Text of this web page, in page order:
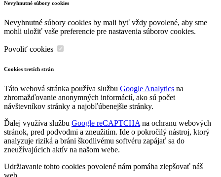
Nevyhnutné súbory cookies
Nevyhnutné súbory cookies by mali byť vždy povolené, aby sme
mohli uložiť vaše preferencie pre nastavenia súborov cookies.
Povoliť cookies
Cookies tretích strán
Táto webová stránka používa službu Google Analytics na
zhromažďovanie anonymných informácií, ako sú počet
návštevníkov stránky a najobľúbenejšie stránky.
Ďalej využíva službu Google reCAPTCHA na ochranu webových
stránok, pred podvodmi a zneužitím. Ide o pokročilý nástroj, ktorý
analyzuje riziká a bráni škodlivému softvéru zapájať sa do
zneužívajúcich aktív na našom webe.
Udržiavanie tohto cookies povolené nám pomáha zlepšovať náš
web.